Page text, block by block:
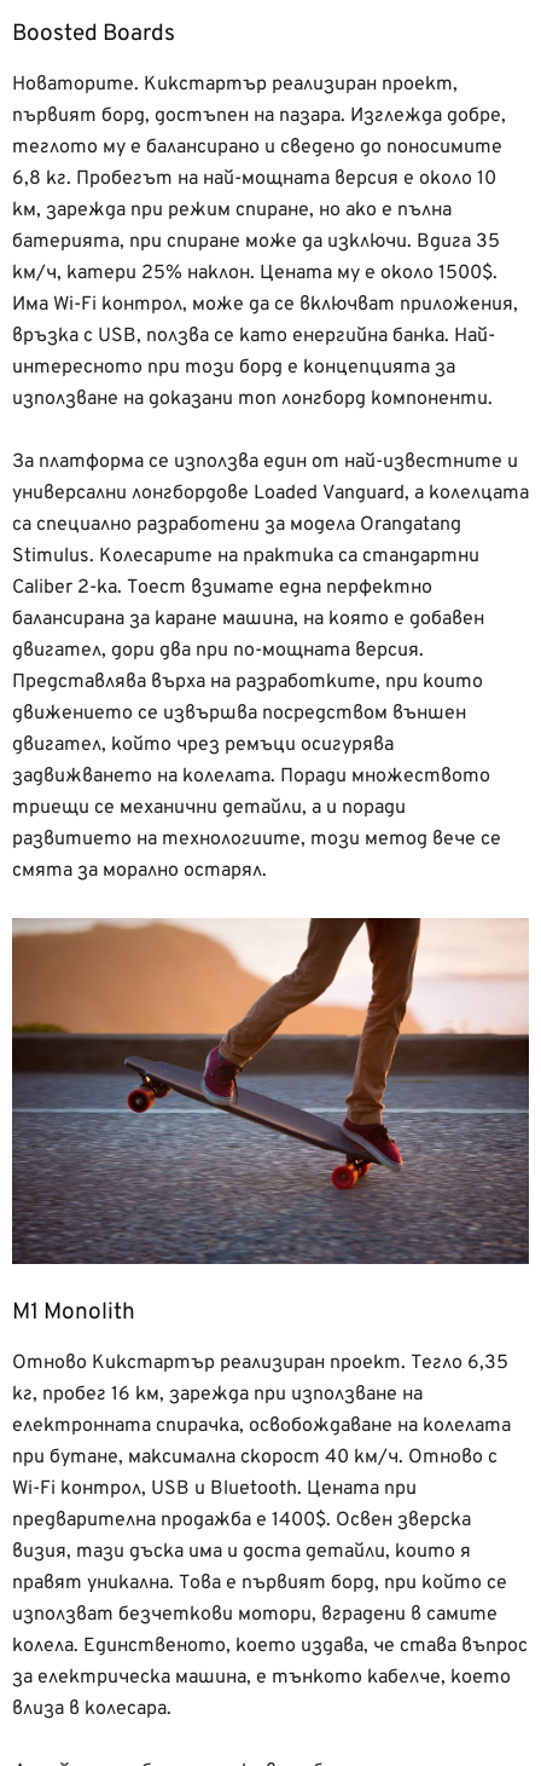
Boosted Boards
Новаторите. Кикстартър реализиран проект,
първият борд, достъпен на пазара. Изглежда добре,
теглото му е балансирано и сведено до поносимите
6,8 кг. Пробегът на най-мощната версия е около 10
км, зарежда при режим спиране, но ако е пълна
батерията, при спиране може да изключи. Вдига 35
км/ч, катери 25% наклон. Цената му е около 1500$.
Има Wi-Fi контрол, може да се включват приложения,
връзка с USB, ползва се като енергийна банка. Най-
интересното при този борд е концепцията за
използване на доказани топ лонгборд компоненти.
За платформа се използва един от най-известните и
универсални лонгбордове Loaded Vanguard, а колелцата
са специално разработени за модела Orangatang
Stimulus. Колесарите на практика са стандартни
Caliber 2-ка. Тоест взимате една перфектно
балансирана за каране машина, на която е добавен
двигател, дори два при по-мощната версия.
Представлява върха на разработките, при които
движението се извършва посредством външен
двигател, който чрез ремъци осигурява
задвижването на колелата. Поради множеството
триещи се механични детайли, а и поради
развитието на технологиите, този метод вече се
смята за морално остарял.
M1 Monolith
Отново Кикстартър реализиран проект. Тегло 6,35
кг, пробег 16 км, зарежда при използване на
електронната спирачка, освобождаване на колелата
при бутане, максимална скорост 40 км/ч. Отново с
Wi-Fi контрол, USB и Bluetooth. Цената при
предварителна продажба е 1400$. Освен зверска
визия, тази дъска има и доста детайли, които я
правят уникална. Това е първият борд, при който се
използват безчеткови мотори, вградени в самите
колела. Единственото, което издава, че става въпрос
за електрическа машина, е тънкото кабелче, което
влиза в колесара.